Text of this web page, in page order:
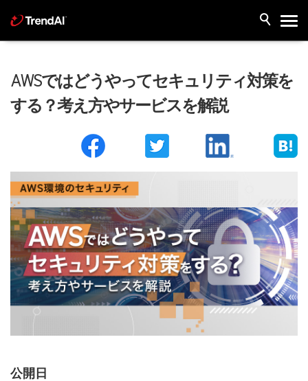
AWSではどうやってセキュリティ対策を
する？考え方やサービスを解説
公開日